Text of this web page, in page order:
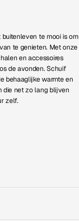
te mooi is om
te genieten. Met onze
en accessoires
de avonden. Schuif
behaaglijke warmte en
die net zo lang blijven
zelf.